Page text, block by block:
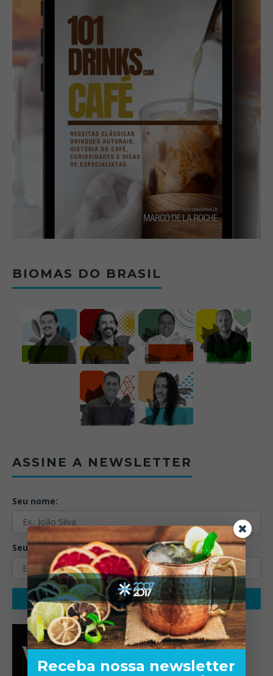
BIOMAS DO BRASIL
ASSINE A NEWSLETTER
Seu nome:
Seu email:
Receba nossa newsletter